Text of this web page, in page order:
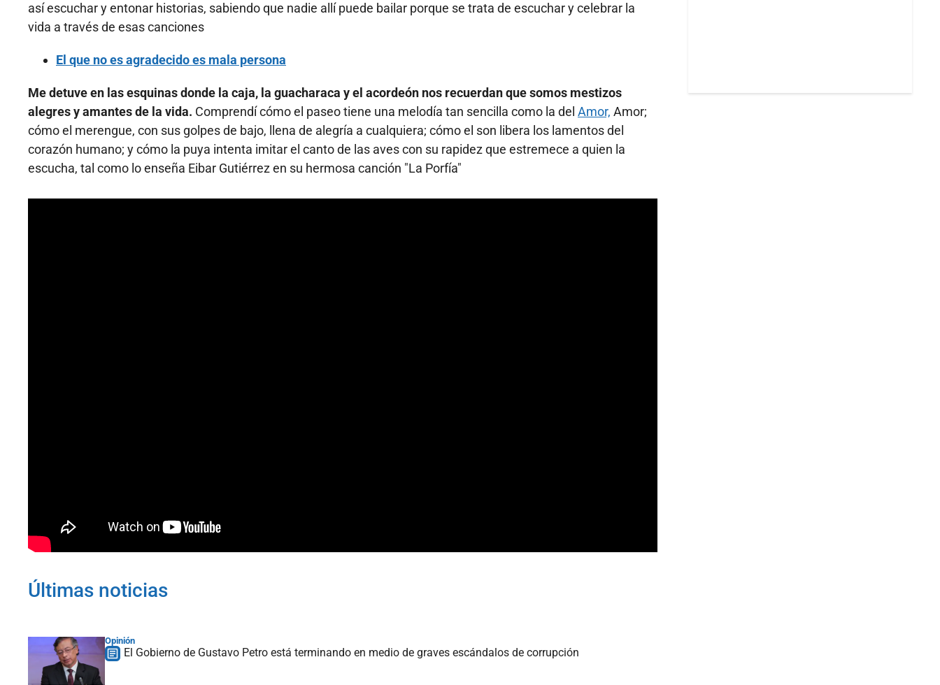
así escuchar y entonar historias, sabiendo que nadie allí puede bailar porque se trata de escuchar y celebrar la
vida a través de esas canciones
El que no es agradecido es mala persona
Me detuve en las esquinas donde la caja, la guacharaca y el acordeón nos recuerdan que somos mestizos
alegres y amantes de la vida. Comprendí cómo el paseo tiene una melodía tan sencilla como la del Amor, Amor;
cómo el merengue, con sus golpes de bajo, llena de alegría a cualquiera; cómo el son libera los lamentos del
corazón humano; y cómo la puya intenta imitar el canto de las aves con su rapidez que estremece a quien la
escucha, tal como lo enseña Eibar Gutiérrez en su hermosa canción "La Porfía"
Últimas noticias
Opinión
El Gobierno de Gustavo Petro está terminando en medio de graves escándalos de corrupción